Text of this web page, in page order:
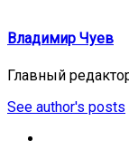
Владимир Чуев
Главный
See author's posts